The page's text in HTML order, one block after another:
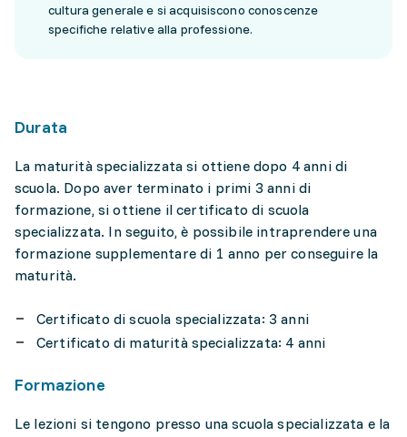
cultura generale e si acquisiscono conoscenze
specifiche relative alla professione.
Durata
La maturità specializzata si ottiene dopo 4 anni di
scuola. Dopo aver terminato i primi 3 anni di
formazione, si ottiene il certificato di scuola
specializzata. In seguito, è possibile intraprendere una
formazione supplementare di 1 anno per conseguire la
maturità.
Certificato di scuola specializzata: 3 anni
Certificato di maturità specializzata: 4 anni
Formazione
Le lezioni si tengono presso una scuola specializzata e la